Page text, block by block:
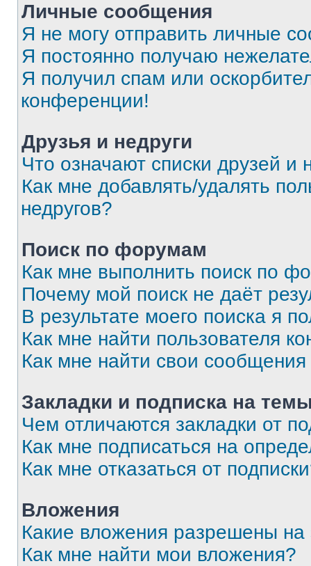
Личные сообщения
Я не могу отправить личные
Я постоянно получаю
Я получил спам или
конференции!
Друзья и недруги
Что означают списки друзей и
Как мне добавлять/удалять
недругов?
Поиск по форумам
Как мне выполнить поиск по
Почему мой поиск не даёт
В результате моего поиска я
Как мне найти пользователя
Как мне найти свои
Закладки и подписка на
Чем отличаются закладки от
Как мне подписаться на
Как мне отказаться от
Вложения
Какие вложения разрешены
Как мне найти мои вложения?